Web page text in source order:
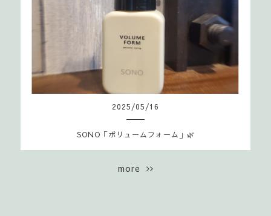
2025/05/16
SONO「ボリュームフォーム」🌿
more